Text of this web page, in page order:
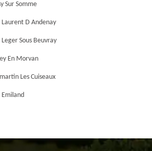
Sur Somme
D Andenay
Sous Beuvray
En Morvan
Les Cuiseaux